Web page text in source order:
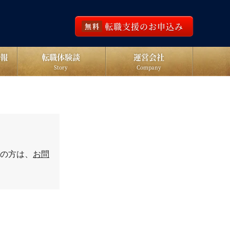
無料 転職支援のお申込み
転職体験談
Story
運営会社
Company
方は、 お問